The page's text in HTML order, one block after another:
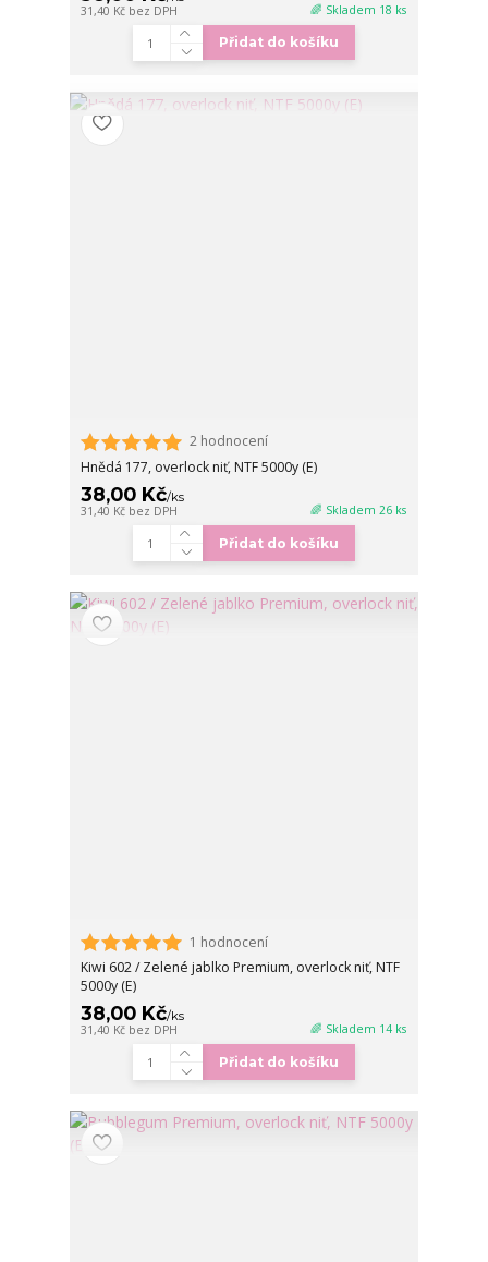
31,40 Kč bez DPH 🌈 Skladem 18 ks
Přidat do košíku
2 hodnocení
Hnědá 177, overlock niť, NTF 5000y (E)
38,00 Kč/ks
31,40 Kč bez DPH 🌈 Skladem 26 ks
Přidat do košíku
1 hodnocení
Kiwi 602 / Zelené jablko Premium, overlock niť, NTF
5000y (E)
38,00 Kč/ks
31,40 Kč bez DPH 🌈 Skladem 14 ks
Přidat do košíku